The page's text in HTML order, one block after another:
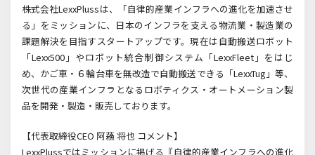
株式会社LexxPlussは、「自律的産業インフラへの進化を加速させ
る」をミッションに、日本のインフラを支える物流業・製造業の
課題解決を目指すスタートアップです。現在は自動搬送ロボット
「Lexx500」やロボット統合制御システム「LexxFleet」をはじ
め、かご車・６輪台車を無改造で自動搬送できる「LexxTug 」等、
次世代の産業インフラとなるロボティクス・オートメーション製
品を開発・製造・販売しております。
【代表取締役CEO 阿蘓 将也 コメント】
LexxPlussではミッションに掲げる『自律的産業インフラへの進化